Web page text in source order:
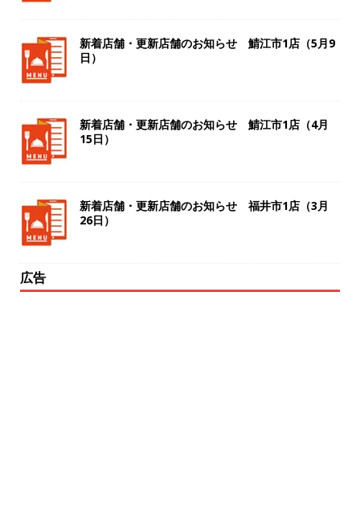
新着店舗・更新店舗のお知らせ 鯖江市1店（5月9
日）
新着店舗・更新店舗のお知らせ 鯖江市1店（4月
15日）
新着店舗・更新店舗のお知らせ 福井市1店（3月
26日）
広告